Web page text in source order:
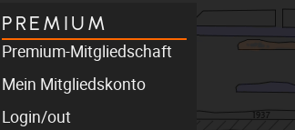
PREMIUM
Premium-Mitgliedschaft
Mein Mitgliedskonto
Login/out